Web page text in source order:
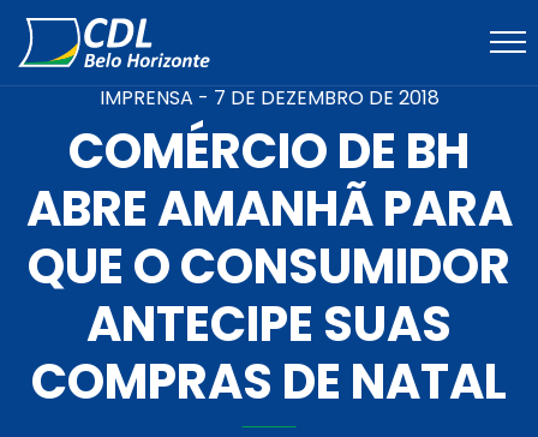
IMPRENSA - 7 DE DEZEMBRO DE 2018
COMÉRCIO DE BH
ABRE AMANHÃ PARA
QUE O CONSUMIDOR
ANTECIPE SUAS
COMPRAS DE NATAL